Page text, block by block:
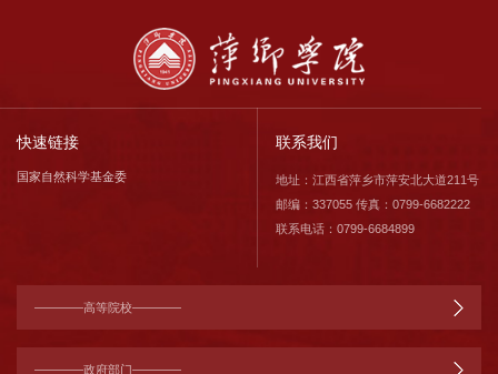
快速链接
国家自然科学基金委
联系我们
地址：江西省萍乡市萍安北大道211号
邮编：337055 传真：0799-6682222
联系电话：0799-6684899
————高等院校————
————政府部门————